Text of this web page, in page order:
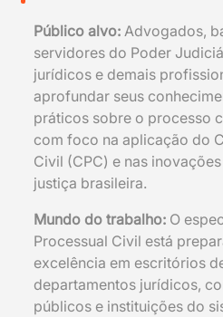
Público alvo: Advogados,
servidores do Poder
jurídicos e demais
aprofundar seus
práticos sobre o processo
com foco na aplicação do
Civil (CPC) e nas
justiça brasileira.
Mundo do trabalho: O
Processual Civil está
excelência em escritórios
departamentos jurídicos,
públicos e instituições do